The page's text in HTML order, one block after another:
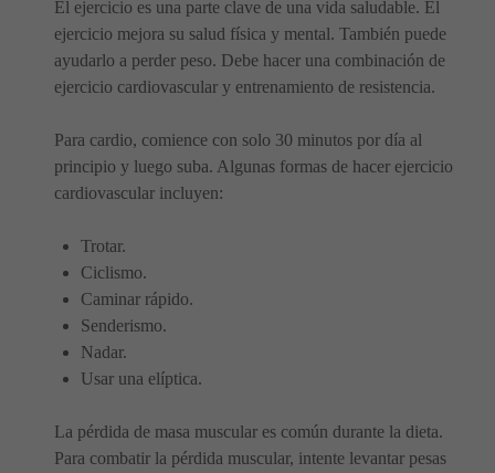
El ejercicio es una parte clave de una vida saludable. El
ejercicio mejora su salud física y mental. También puede
ayudarlo a perder peso. Debe hacer una combinación de
ejercicio cardiovascular y entrenamiento de resistencia.
Para cardio, comience con solo 30 minutos por día al
principio y luego suba. Algunas formas de hacer ejercicio
cardiovascular incluyen:
Trotar.
Ciclismo.
Caminar rápido.
Senderismo.
Nadar.
Usar una elíptica.
La pérdida de masa muscular es común durante la dieta.
Para combatir la pérdida muscular, intente levantar pesas